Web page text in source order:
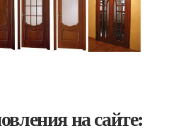
на сайте: